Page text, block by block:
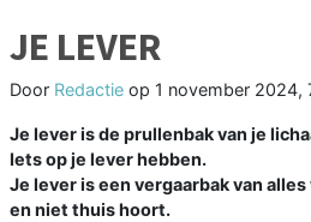
JE LEVER
Door Redactie op 1 november 2024,
Je lever is de prullenbak van je
Iets op je lever hebben.
Je lever is een vergaarbak van
en niet thuis hoort.